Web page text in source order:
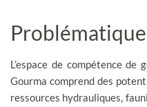
Problématique
L’espace de compétence
Gourma comprend des
ressources hydrauliques,